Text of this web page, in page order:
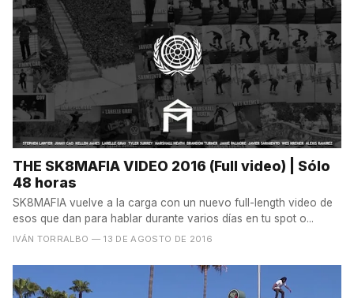
THE SK8MAFIA VIDEO 2016 (Full video) | Sólo
48 horas
SK8MAFIA vuelve a la carga con un nuevo full-length video de
esos que dan para hablar durante varios días en tu spot o...
IVÁN TORRALBO — 13 DE AGOSTO DE 2016